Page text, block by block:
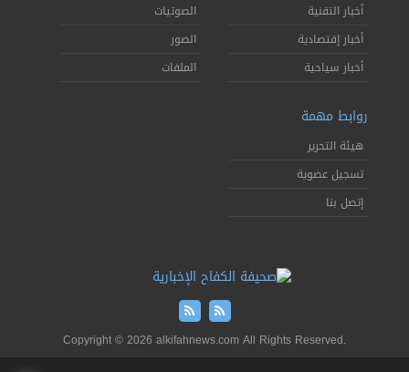
أخبار التقنية
أخبار إقتصادية
أخبار سياحية
الصوتيات
الصور
الملفات
روابط مهمة
هيئة التحرير
تسجيل عضوية
إتصل بنا
Copyright © 2026 alkifahnews.com All Rights Reserved.